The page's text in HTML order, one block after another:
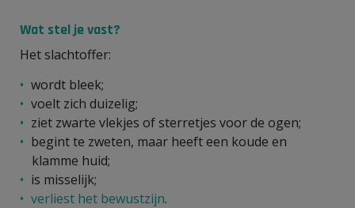
Wat stel je vast?
Het slachtoffer:
wordt bleek;
voelt zich duizelig;
ziet zwarte vlekjes of sterretjes voor de ogen;
begint te zweten, maar heeft een koude en
klamme huid;
is misselijk;
verliest het bewustzijn.